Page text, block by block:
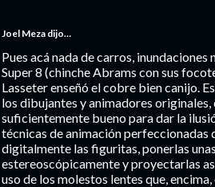
Joel Meza dijo…
Pues acá nada de carros,
Super 8 (chinche Abrams con sus
Lasseter enseñó el cobre bien canijo.
los dibujantes y animadores
suficientemente bueno para dar la
técnicas de animación perfeccionadas
digitalmente las figuritas, ponerlas
estereoscópicamente y proyectarlas
uso de los molestos lentes que,